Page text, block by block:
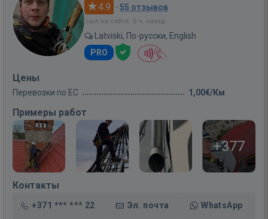
4.9 · 55 отзывов
Был на сайте: 5 ч. назад
Latviski, По-русски, English
PRO
Цены
Перевозки по ЕС 1,00€/Км
Примеры работ
+377
Контакты
+371 *** *** 22 Эл. почта WhatsApp